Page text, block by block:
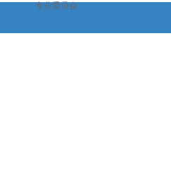
专业委员会